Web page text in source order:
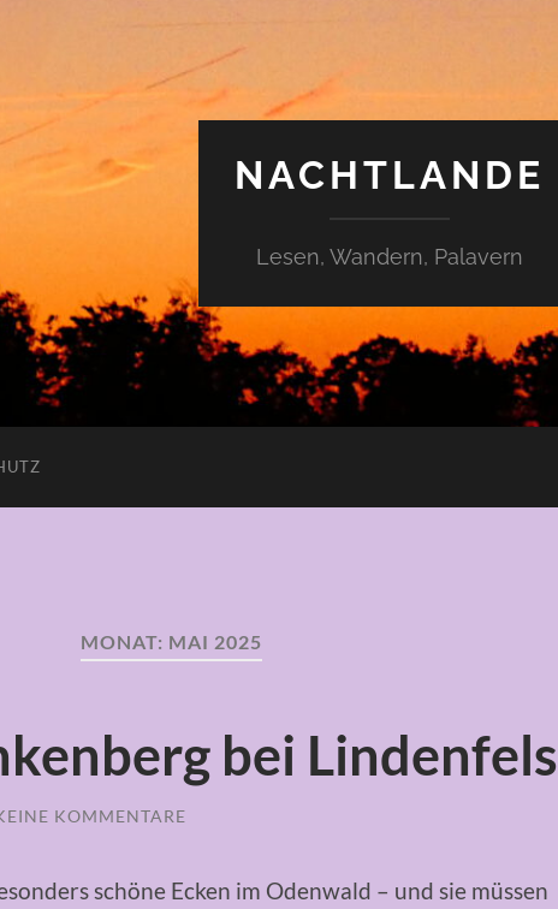
NACHTLANDE
Lesen, Wandern, Palavern
MONAT: MAI 2025
bei Lindenfels
KOMMENTARE
schöne Ecken im Odenwald – und sie müssen